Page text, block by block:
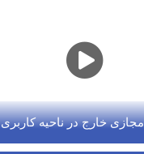
خارج در ناحیه کاربری